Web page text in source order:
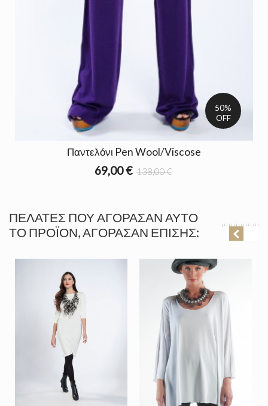
50%
OFF
Παντελόνι Pen Wool/Viscose
69,00 € 138,00 €
ΠΕΛΆΤΕΣ ΠΟΥ ΑΓΌΡΑΣΑΝ ΑΥΤΌ
ΤΟ ΠΡΟΪΌΝ, ΑΓΌΡΑΣΑΝ ΕΠΊΣΗΣ: